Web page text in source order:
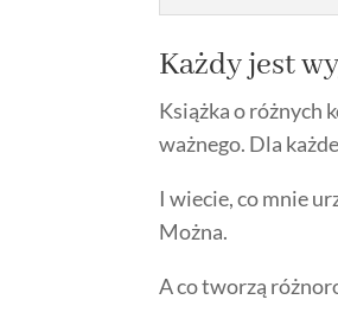
Każdy jest
Książka o różnych
ważnego. Dla
I wiecie, co mnie
Można.
A co tworzą